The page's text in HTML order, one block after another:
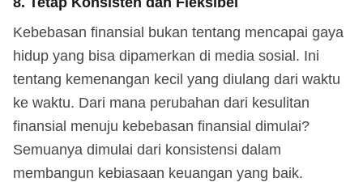
Kebebasan finansial bukan tentang mencapai gaya
hidup yang bisa dipamerkan di media sosial. Ini
tentang kemenangan kecil yang diulang dari waktu
ke waktu. Dari mana perubahan dari kesulitan
finansial menuju kebebasan finansial dimulai?
Semuanya dimulai dari konsistensi dalam
membangun kebiasaan keuangan yang baik.